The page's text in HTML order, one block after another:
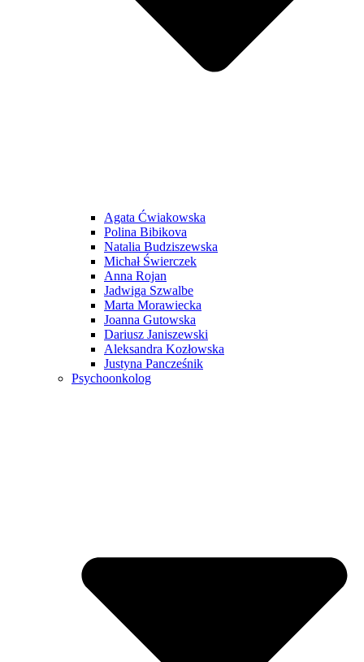
Agata Ćwiakowska
Polina Bibikova
Natalia Budziszewska
Michał Świerczek
Anna Rojan
Jadwiga Szwalbe
Marta Morawiecka
Joanna Gutowska
Dariusz Janiszewski
Aleksandra Kozłowska
Justyna Pancześnik
Psychoonkolog